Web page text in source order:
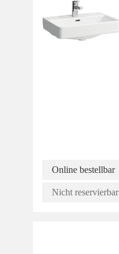
Online bestellbar
Nicht reservierbar